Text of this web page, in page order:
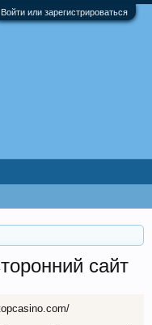
Войти или зарегистрироваться
сайт